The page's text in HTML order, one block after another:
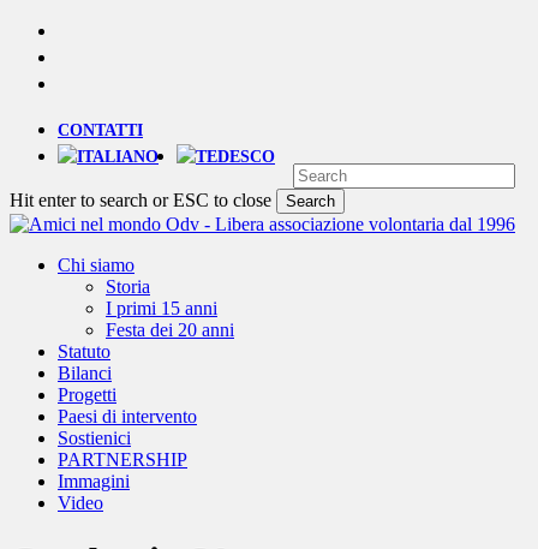
Skip
content
CONTATTI
Hit enter to search or ESC to close Search
Close
Menu
Chi siamo
Storia
I primi 15 anni
Festa dei 20 anni
Statuto
Bilanci
Progetti
Paesi di intervento
Sostienici
PARTNERSHIP
Immagini
Video